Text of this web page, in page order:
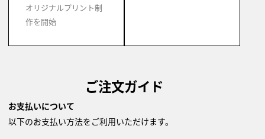
オリジナルプリント制
作を開始
ご注文ガイド
お支払いについて
以下のお支払い方法をご利用いただけます。